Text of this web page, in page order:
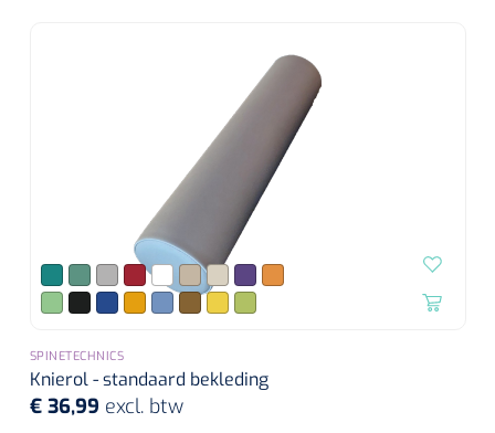
SPINETECHNICS
Knierol - standaard bekleding
€ 36,99 excl. btw